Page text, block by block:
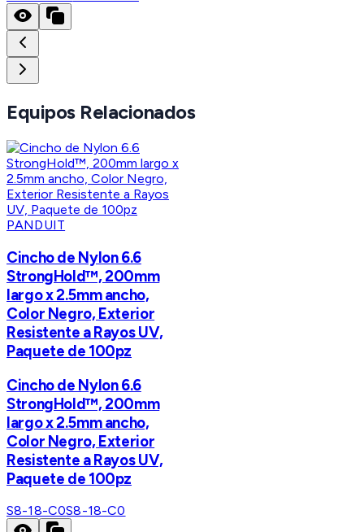
Equipos Relacionados
PANDUIT
Cincho de Nylon 6.6
StrongHold™, 200mm
largo x 2.5mm ancho,
Color Negro, Exterior
Resistente a Rayos UV,
Paquete de 100pz
Cincho de Nylon 6.6
StrongHold™, 200mm
largo x 2.5mm ancho,
Color Negro, Exterior
Resistente a Rayos UV,
Paquete de 100pz
S8-18-C0S8-18-C0